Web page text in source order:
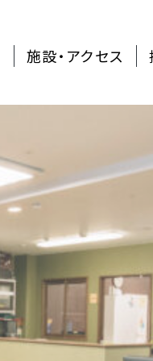
施設・アクセス